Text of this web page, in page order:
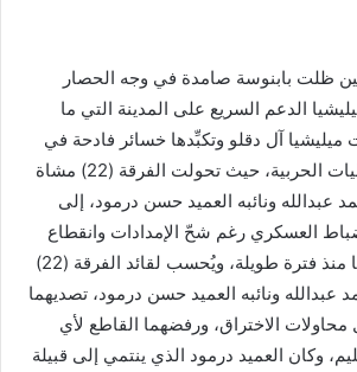
ظلت بابنوسة صامدة في وجه الحصار
الدعم السريع على المدينة التي ما
آل دقلو وتكبِّدها خسائر فادحة في
الأرواح والمعدات والآليات الحربية، حيث تحولت الفرقة (22) مشاة
عبدالله ونائبه العميد حسن درمود، إلى
العسكري رغم شحّ الإمدادات وانقطاع
الإمداد اللوجستي عنها منذ فترة طويلة، ويُحسب لقائد الفرقة (22)
عبدالله ونائبه العميد حسن درمود، تصديهما
الاختراق، ورفضهما القاطع لأي
وكان العميد درمود الذي ينتمي إلى قبيلة